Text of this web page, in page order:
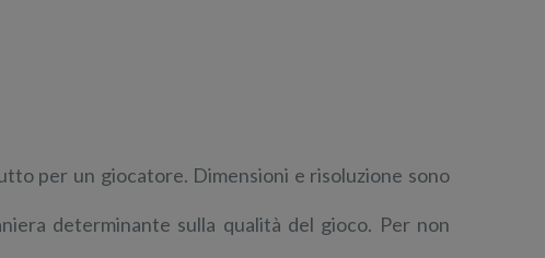
per un giocatore. Dimensioni e risoluzione sono
determinante sulla qualità del gioco. Per non